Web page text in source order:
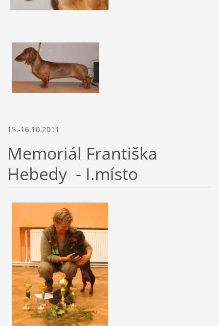
15.-16.10.2011
Memoriál Františka
Hebedy - I.místo